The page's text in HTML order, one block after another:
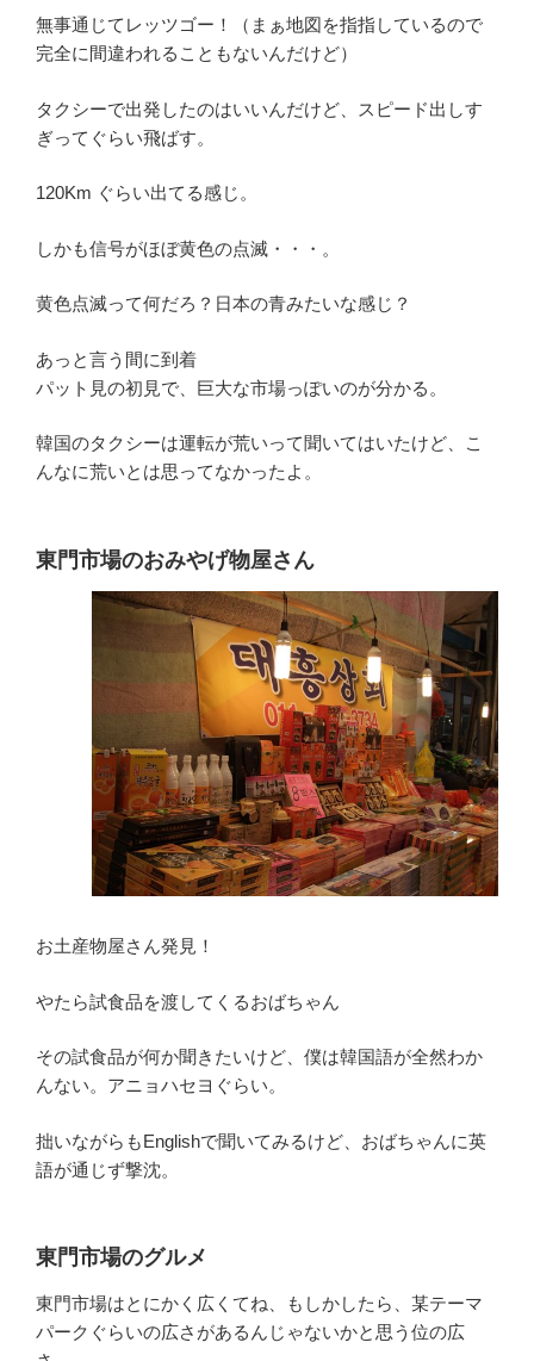
無事通じてレッツゴー！（まぁ地図を指指しているので
完全に間違われることもないんだけど）
タクシーで出発したのはいいんだけど、スピード出しす
ぎってぐらい飛ばす。
120Km ぐらい出てる感じ。
しかも信号がほぼ黄色の点滅・・・。
黄色点滅って何だろ？日本の青みたいな感じ？
あっと言う間に到着
パット見の初見で、巨大な市場っぽいのが分かる。
韓国のタクシーは運転が荒いって聞いてはいたけど、こ
んなに荒いとは思ってなかったよ。
東門市場のおみやげ物屋さん
お土産物屋さん発見！
やたら試食品を渡してくるおばちゃん
その試食品が何か聞きたいけど、僕は韓国語が全然わか
んない。アニョハセヨぐらい。
拙いながらもEnglishで聞いてみるけど、おばちゃんに英
語が通じず撃沈。
東門市場のグルメ
東門市場はとにかく広くてね、もしかしたら、某テーマ
パークぐらいの広さがあるんじゃないかと思う位の広